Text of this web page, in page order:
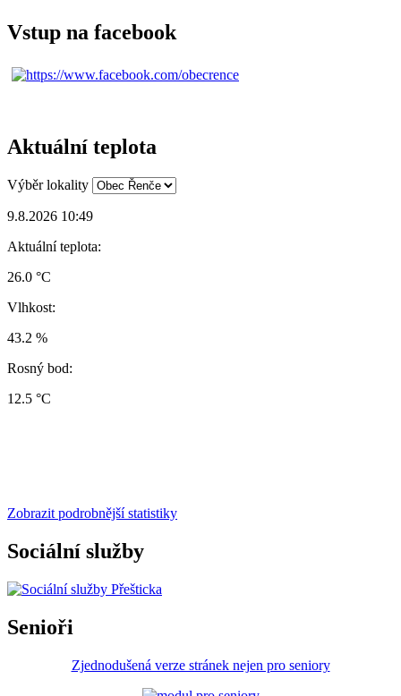
Vstup na facebook
Aktuální teplota
Výběr lokality
9.8.2026 10:49
Aktuální teplota:
26.0 °C
Vlhkost:
43.2 %
Rosný bod:
12.5 °C
Zobrazit podrobnější statistiky
Sociální služby
Senioři
Zjednodušená verze stránek nejen pro seniory